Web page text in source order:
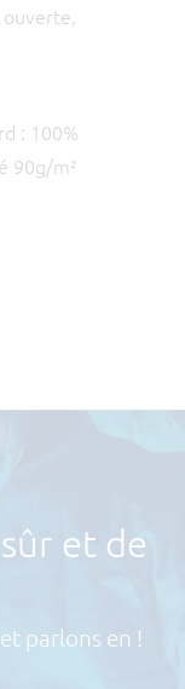
: 100%
90g/m²
et de
parlons en !